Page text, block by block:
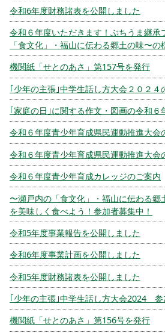
令和6年度財務諸表を公開しました
令和６年度いただきます！ぶちうま継承
「食文化」・福山に伝わる郷土の味〜
機関紙「せとのあさ」第157号を発行
｢少年の主張｣中学生話し方大会２０２４
｢家庭の日｣に関する作文・図画の令和６
令和６年度青少年育成県民運動推進大会
令和６年度青少年育成県民運動推進大会
令和６年度青少年育成カレッジのご案内
〜瀬戸内の「食文化」・福山に伝わる郷
を美味しく食べよう！参加者募集中！
令和5年度事業報告を公開しました
令和6年度事業計画を公開しました
令和5年度財務諸表を公開しました
｢少年の主張｣中学生話し方大会2024 参
機関紙「せとのあさ」第156号を発行